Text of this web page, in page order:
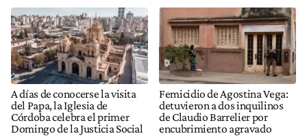
A días de conocerse la visita
del Papa, la Iglesia de
Córdoba celebra el primer
Domingo de la Justicia Social
Femicidio de Agostina Vega:
detuvieron a dos inquilinos
de Claudio Barrelier por
encubrimiento agravado